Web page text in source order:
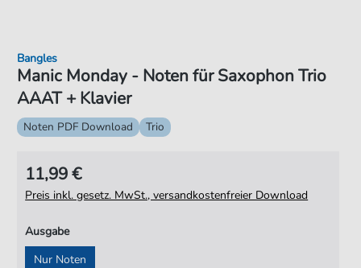
Manic Monday - Noten für Saxophon Trio
AAAT + Klavier
Bangles
Noten PDF Download Trio
11,99 €
Preis inkl. gesetz. MwSt., versandkostenfreier Download
Ausgabe
Nur Noten